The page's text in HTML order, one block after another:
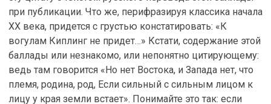
при публикации. Что же, перифразируя классика начала
XX века, придется с грустью констатировать: «К
вогулам Киплинг не придет…» Кстати, содержание этой
баллады или незнакомо, или непонятно цитирующему:
ведь там говорится «Но нет Востока, и Запада нет, что
племя, родина, род, Если сильный с сильным лицом к
лицу у края земли встает». Понимайте это так: если